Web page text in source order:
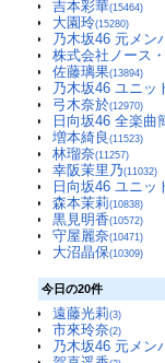
吉本彩華(15464)
大園玲(15280)
乃木坂46 元メン
株式会社ノース
佐藤璃果(13894)
乃木坂46 ユニッ
弓木奈於(12970)
日向坂46 全楽曲
増本綺良 (11523)
林瑠奈(11257)
幸阪茉里乃(11032)
日向坂46 ユニッ
森本茉莉(10838)
黒見明香(10572)
守屋麗奈(10471)
大沼晶保(10309)
今日の20件
遠藤光莉(3)
市來玲奈(2)
乃木坂46 元メン